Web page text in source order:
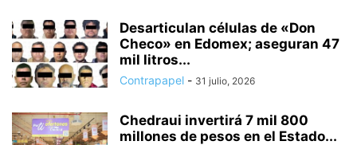
Desarticulan células de «Don
Checo» en Edomex; aseguran 47
mil litros...
Contrapapel - 31 julio, 2026
Chedraui invertirá 7 mil 800
millones de pesos en el Estado...